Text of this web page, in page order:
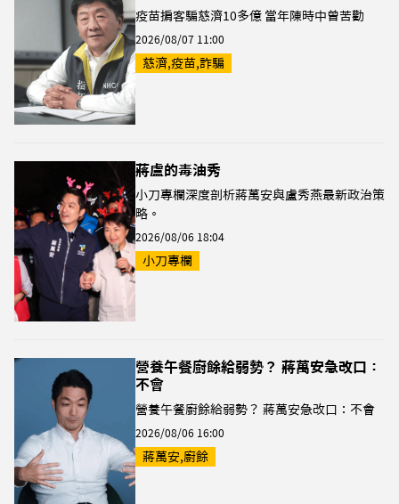
疫苗掮客騙慈濟10多億 當年陳時中曾苦勸
2026/08/07 11:00
慈濟,疫苗,詐騙
蔣盧的毒油秀
小刀專欄深度剖析蔣萬安與盧秀燕最新政治策
略。
2026/08/06 18:04
小刀專欄
營養午餐廚餘給弱勢？ 蔣萬安急改口：
不會
營養午餐廚餘給弱勢？ 蔣萬安急改口：不會
2026/08/06 16:00
蔣萬安,廚餘